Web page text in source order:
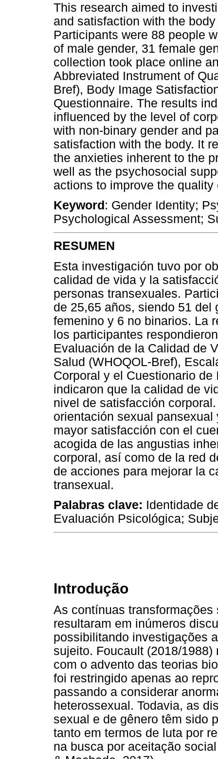
This research aimed to
and satisfaction with the
Participants were 88 people
of male gender, 31 female
collection took place online
Abbreviated Instrument of
Bref), Body Image
Questionnaire. The results
influenced by the level of
with non-binary gender and
satisfaction with the body. It
the anxieties inherent to the
well as the psychosocial
actions to improve the
Keyword : Gender Identity;
Psychological Assessment;
RESUMEN
Esta investigación tuvo por
calidad de vida y la
personas transexuales.
de 25,65 años, siendo 51 del
femenino y 6 no binarios. La
los participantes
Evaluación de la Calidad de
Salud (WHOQOL-Bref),
Corporal y el Cuestionario
indicaron que la calidad de
nivel de satisfacción
orientación sexual
mayor satisfacción con el
acogida de las angustias
corporal, así como de la red
de acciones para mejorar la
transexual.
Palabras clave: Identidade
Evaluación Psicológica;
Introdução
As contínuas
resultaram em inúmeros
possibilitando investigações
sujeito. Foucault (2018/
com o advento das teorias
foi restringido apenas ao
passando a considerar
heterossexual. Todavia, as
sexual e de gênero têm sido
tanto em termos de luta por
na busca por aceitação